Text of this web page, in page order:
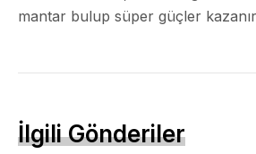
mantar bulup süper güçler
İlgili Gönderiler